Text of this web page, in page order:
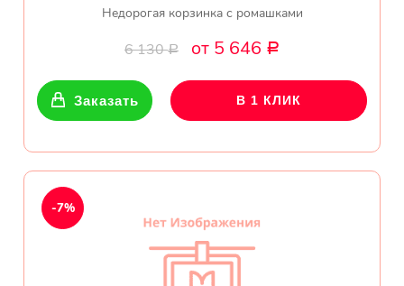
Недорогая корзинка с ромашками
6 130Р от 5 646 Р
Заказать В 1 КЛИК
-7%